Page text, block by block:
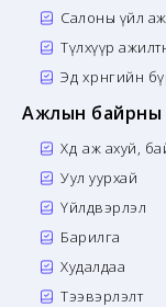
Салоны үйл
Түлхүүр
Эд хөрөнгийн
Ажлын байрны
Хөдөө аж ахуй,
Уул уурхай
Үйлдвэрлэл
Барилга
Худалдаа
Тээвэрлэлт